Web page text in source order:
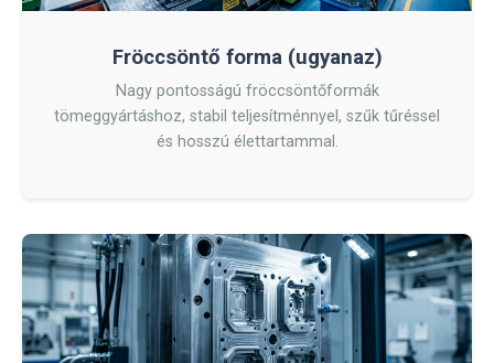
Fröccsöntő forma (ugyanaz)
Nagy pontosságú fröccsöntőformák
tömeggyártáshoz, stabil teljesítménnyel, szűk tűréssel
és hosszú élettartammal.